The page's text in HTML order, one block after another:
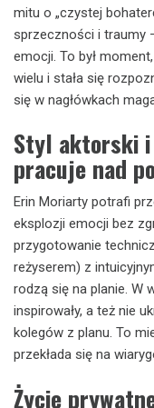
mitu o „czystej
sprzeczności i traumy
emocji. To był
wielu i stała się
się w nagłówkach
Styl aktorski
pracuje nad
Erin Moriarty potrafi
eksplozji emocji bez
przygotowanie
reżyserem) z
rodzą się na planie. W
inspirowały, a też nie
kolegów z planu. To
przekłada się na
Życie